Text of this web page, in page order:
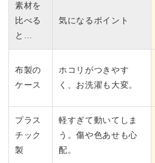
素材を
比べる
と…
気になるポイント
布製の
ケース
ホコリがつきやす
く、お洗濯も大変。
プラス
チック
製
軽すぎて動いてしま
う。傷や色あせも心
配。